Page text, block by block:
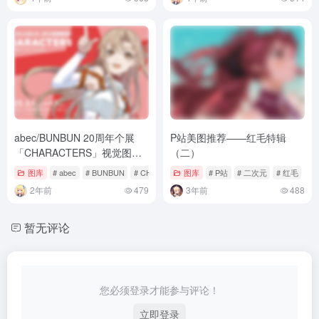
abec/BUNBUN 20周年个展
「CHARACTERS」视觉图公
开，2025年3月1日开展
图库 # abec # BUNBUN # CHARACTERS
2年前 479
P站美图推荐——红毛特辑
（二）
图库 # P站 # 二次元 # 红毛
3年前 488
暂无评论
您必须登录才能参与评论！
立即登录